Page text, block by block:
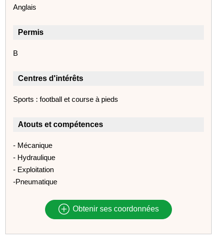
Anglais
Permis
B
Centres d'intérêts
Sports : football et course à pieds
Atouts et compétences
- Mécanique
- Hydraulique
- Exploitation
-Pneumatique
Obtenir ses coordonnées